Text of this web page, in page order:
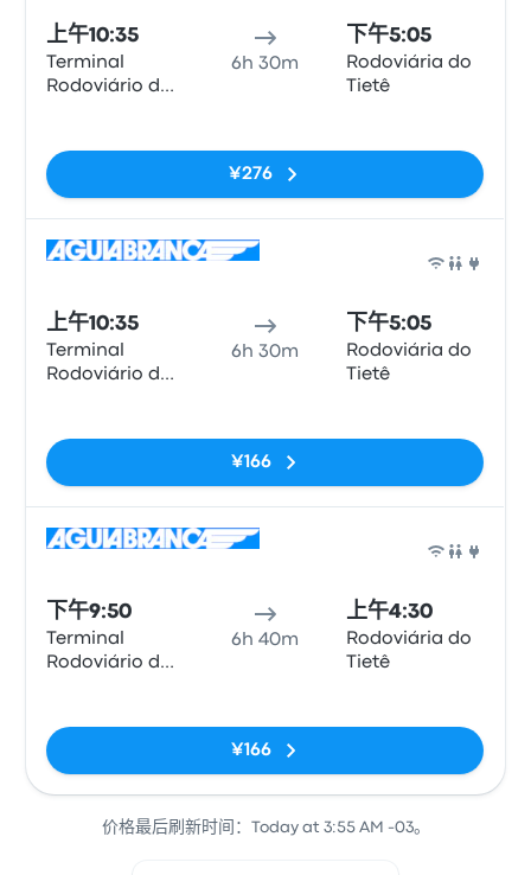
上午10:35
Terminal
Rodoviário de
6h 30m
下午5:05
Rodoviária do
Tietê
¥276
上午10:35
Terminal
Rodoviário de
6h 30m
下午5:05
Rodoviária do
Tietê
¥166
下午9:50
Terminal
Rodoviário de
6h 40m
上午4:30
Rodoviária do
Tietê
¥166
价格最后刷新时间：Today at 3:55 AM -03。